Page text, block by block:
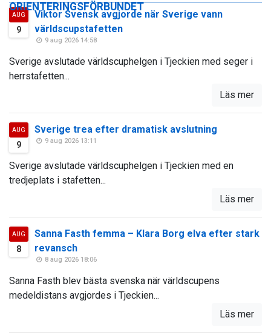
ORIENTERINGSFÖRBUNDET
AUG
9
Viktor Svensk avgjorde när Sverige vann
världscupstafetten
9 aug 2026 14:58
Sverige avslutade världscuphelgen i Tjeckien med seger i
herrstafetten...
Läs mer
AUG
9
Sverige trea efter dramatisk avslutning
9 aug 2026 13:11
Sverige avslutade världscuphelgen i Tjeckien med en
tredjeplats i stafetten...
Läs mer
AUG
8
Sanna Fasth femma – Klara Borg elva efter stark
revansch
8 aug 2026 18:06
Sanna Fasth blev bästa svenska när världscupens
medeldistans avgjordes i Tjeckien...
Läs mer